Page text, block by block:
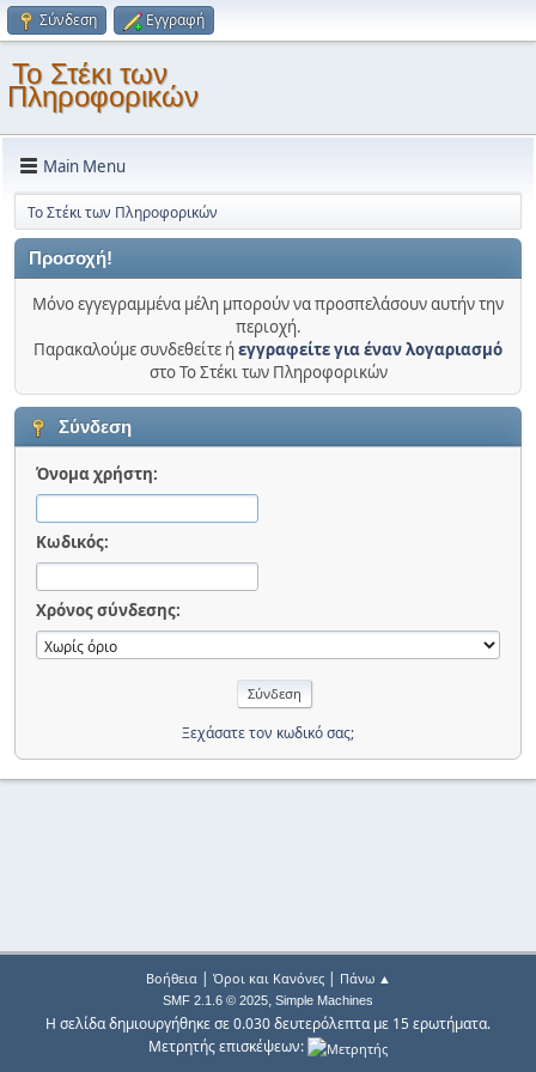
Σύνδεση Εγγραφή
Το Στέκι των
Πληροφορικών
Main Menu
Το Στέκι των Πληροφορικών
Προσοχή!
Μόνο εγγεγραμμένα μέλη μπορούν να προσπελάσουν αυτήν την
περιοχή.
Παρακαλούμε συνδεθείτε ήεγγραφείτε για έναν λογαριασμό
στο Το Στέκι των Πληροφορικών
Σύνδεση
Όνομα χρήστη:
Κωδικός:
Χρόνος σύνδεσης:
Ξεχάσατε τον κωδικό σας;
Βοήθεια| Όροι και Κανόνες| Πάνω ▲
SMF 2.1.6 © 2025, Simple Machines
Η σελίδα δημιουργήθηκε σε 0.030 δευτερόλεπτα με 15 ερωτήματα.
Μετρητής επισκέψεων: